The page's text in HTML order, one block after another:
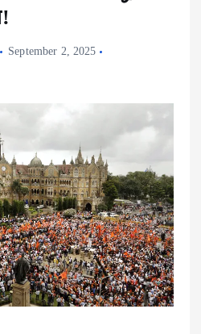
September 2, 2025